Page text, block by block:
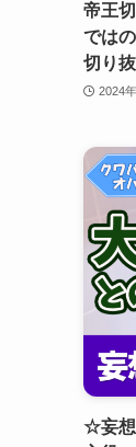
帝王
では
切り抜
2024
☆妄想